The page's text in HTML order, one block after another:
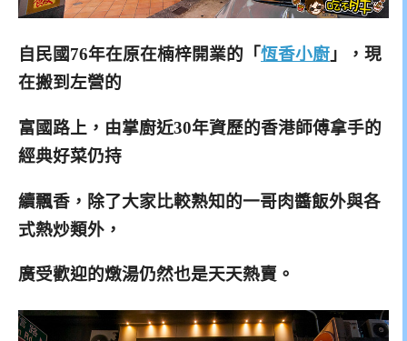
自民國76年在原在楠梓開業的「恆香小廚 」，現
在搬到左營的
富國路上，由掌廚近30年資歷的香港師傅拿手的
經典好菜仍持
續飄香，除了大家比較熟知的一哥肉醬飯外與各
式熱炒類外，
廣受歡迎的燉湯仍然也是天天熱賣。